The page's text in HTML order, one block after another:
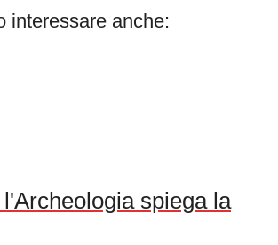
interessare anche:
spiega la